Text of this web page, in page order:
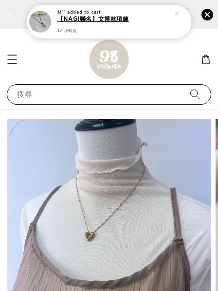
個性鋼戒任兩件1300⚡ 前往選購 ›› 加
搜尋
林** added to cart
【NAGI聯名】文博款項鍊
12 小時前